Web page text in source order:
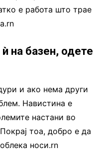
е работа што трае
на базен, одете
и ако нема други
Навистина е
настани во
тоа, добро е да
носи.rn